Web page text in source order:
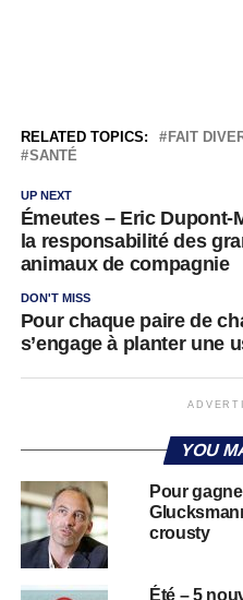
RELATED TOPICS: FAIT
SANTÉ
UP NEXT
Émeutes – Eric Dupont-
la responsabilité des
animaux de compagnie
DON'T MISS
Pour chaque paire de
s’engage à planter une
YOU
Pour
crousty
Été – 5